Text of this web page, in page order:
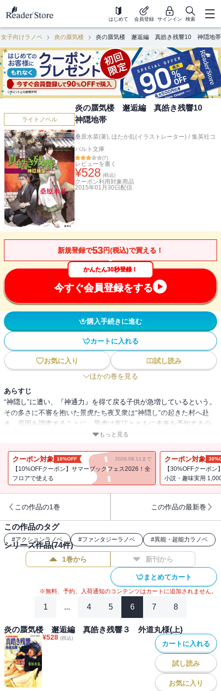
はじめて 会員登録 サインイン 検索
女子向けラノベ 炎の蜃気楼 炎の蜃気楼 邂逅編 真皓き残響10 神隠地帯
ライトノベル
炎の蜃気楼 邂逅編 真皓き残響10
神隠地帯
桑原水菜(著), ほたか乱(イラストレーター) / 集英社コ
バルト文庫
(7)
レビューを書く
¥528 (税込)
クーポン利用対象商品
2015年01月30日 配信
新規登録で53円(税込)で買える！
かんたん30秒登録！
今すぐ会員登録をする
購入手続きに進む
カートに入れる
お気に入り
試し読み
ほかの巻を見る
あらすじ
“神隠し”に遭い、『神通力』を得て戻る子供が急増しているという。
その多さに不審を抱いた景虎たち夜叉衆は“神隠し”の起きた村へ赴
き、原因を調査することに。景虎は直江とともに未来を予知する少
年を訪ね、“神隠し”に遭った先で不思議な尼僧に助けられたことを知
つけて・・・。事件の裏に框一族の影が差す！ 彼らの目的とは!?
もっと見る
クーポン対象 10%OFF 2026.08.11まで
【10%OFFクーポン】サマーブックフェス2026！全
フロアで使える
クーポン対象
【30%OFFクーポ
小説・趣味実用
この作品の1巻 この作品の最新巻
この作品のタグ
#アクションラノベ #ファンタジーラノベ #異能・超能力ラノベ
シリーズ作品(74件)
1巻から 新刊から
まとめてカート
※無料、予約、入荷通知のコンテンツはカートに追加されません。
1 ... 4 5 6 7 8
炎の蜃気楼 邂逅編 真皓き残響３ 外道丸様(上)
¥528 (税込)
カートに入れる
試し読み
お気に入り